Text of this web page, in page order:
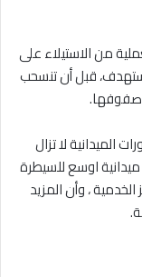
من الاستيلاء على
قبل أن تنسحب
صفوفها.
الميدانية لا تزال
اوسع للسيطرة
، وأن المزيد